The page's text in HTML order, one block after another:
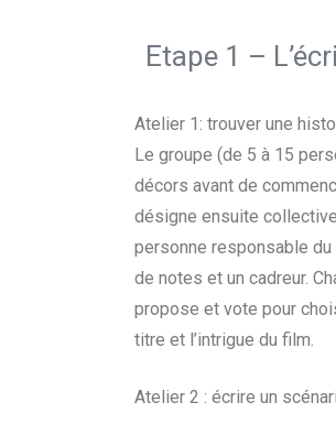
Etape 1 –
Atelier 1: trouver une
Le groupe (de 5 à 15
décors avant de
désigne ensuite
personne responsable
de notes et un cadreur.
propose et vote pour
titre et l’intrigue du film.
Atelier 2 : écrire un